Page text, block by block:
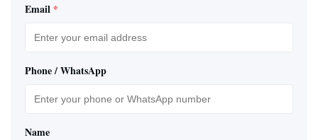
Email *
Phone / WhatsApp
Name